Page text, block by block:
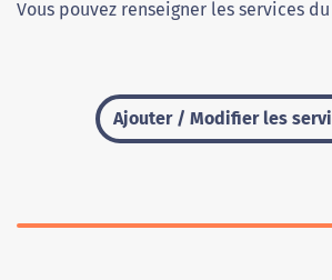
Vous pouvez renseigner les services
Ajouter / Modifier les